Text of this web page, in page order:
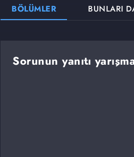
BÖLÜMLER BUNLARI
Sorunun yanıtı